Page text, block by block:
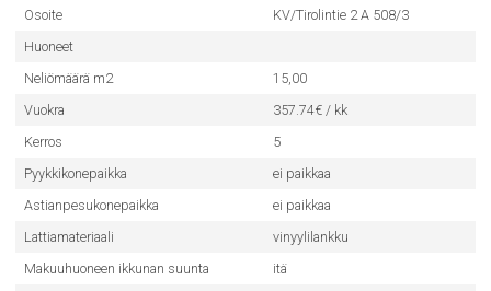
Osoite
KV/Tirolintie 2 A 508/3
Huoneet
Neliömäärä m2
15,00
Vuokra
357.74€ / kk
Kerros
5
Pyykkikonepaikka
ei paikkaa
Astianpesukonepaikka
ei paikkaa
Lattiamateriaali
vinyylilankku
Makuuhuoneen ikkunan suunta
itä